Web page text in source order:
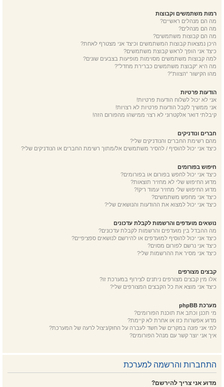
רמות משתמשים וקבוצות
מה הם מנהלים ראשיים?
מה הם מנהלים?
מה הם קבוצות משתמשים?
היכן נמצאות קבוצות המשתמשים וכיצד אני מצטרף לאחת?
כיצד אני הופך לראש קבוצת משתמשים?
למה קבוצות משתמשים מסוימות מופיעות בצבעים שונים?
מה היא “קבוצת משתמשים כברירת מחדל”?
מהו הקישור “הצוות”?
הודעות פרטיות
אני לא יכול לשלוח הודעות פרטיות!
אני ממשיך לקבל הודעות פרטיות לא רצויות!
קיבלתי דואר אלקטרוני לא רצוי ממישהו מהפורום הזה!
חברים ונודניקים
מהם רשימת החברים והנודניקים שלי?
כיצד אני יכול להוסיף / להסיר משתמשים אל/מתוך רשימת החברים או הנודניקים שלי?
חיפוש בפורומים
כיצד אני יכול לחפש בפורום או בפורומים?
מדוע החיפוש שלי לא מחזיר תוצאות?
מדוע החיפוש שלי מחזיר עמוד ריק!?
כיצד אני מחפש משתמשים?
כיצד אני יכול למצוא את ההודעות והנושאים שלי?
נושאים מועדפים והרשמות לקבלת עדכונים
מה ההבדל בין מועדפים והרשמות לקבלת עדכונים?
כיצד אני יכול להוסיף למועדפים או להירשם לנושאים ספציפיים?
כיצד אני נרשם לפורום מסוים?
כיצד אני מסיר את ההרשמות שלי?
קבצים מצורפים
אלו מין קבצים מצורפים ניתנים לצירוף במערכת זו?
כיצד אני מוצא את כל הקבצים המצורפים שלי?
מערכת phpBB
מי תכנן וכתב את תוכנת הפורומים?
מדוע אפשרות כזו או אחרת לא קיימת?
למי אני פונה במקרים של חשד לעברה על החוק/ניצול לרעה של המערכת?
איך אני יוצר קשר עם מנהל הפורומים?
התחברות והרשמה למערכת
מדוע אני צריך להירשם?